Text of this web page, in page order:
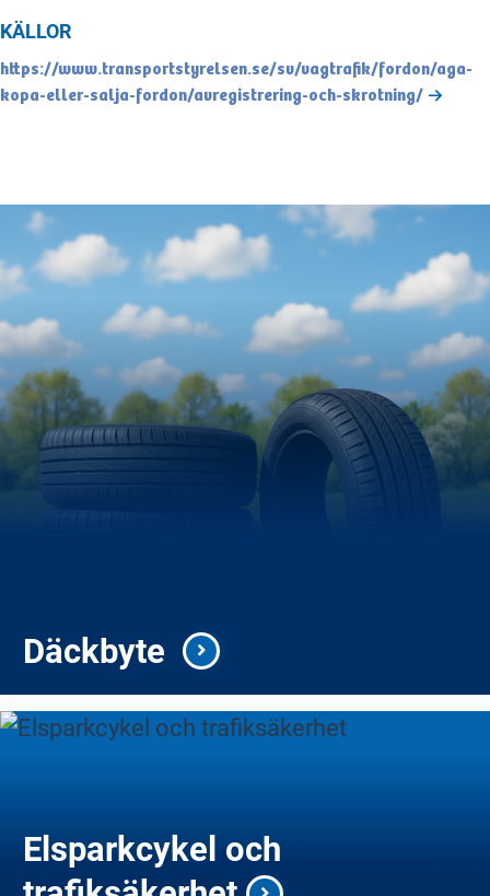
KÄLLOR
https://www.transportstyrelsen.se/sv/vagtrafik/fordon/aga-
kopa-eller-salja-fordon/avregistrering-och-skrotning/
Däckbyte
Elsparkcykel och